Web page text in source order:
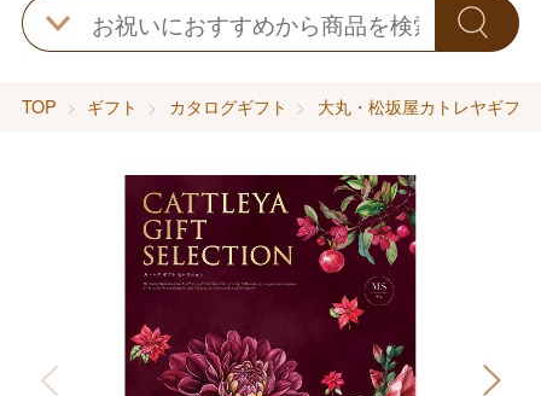
TOP ギフト カタログギフト 大丸・松坂屋カトレヤギフ